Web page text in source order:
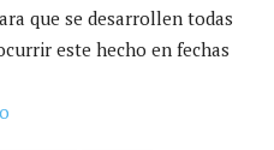
que se desarrollen todas
este hecho en fechas